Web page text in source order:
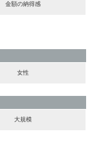
金額の納得感
女性
大規模